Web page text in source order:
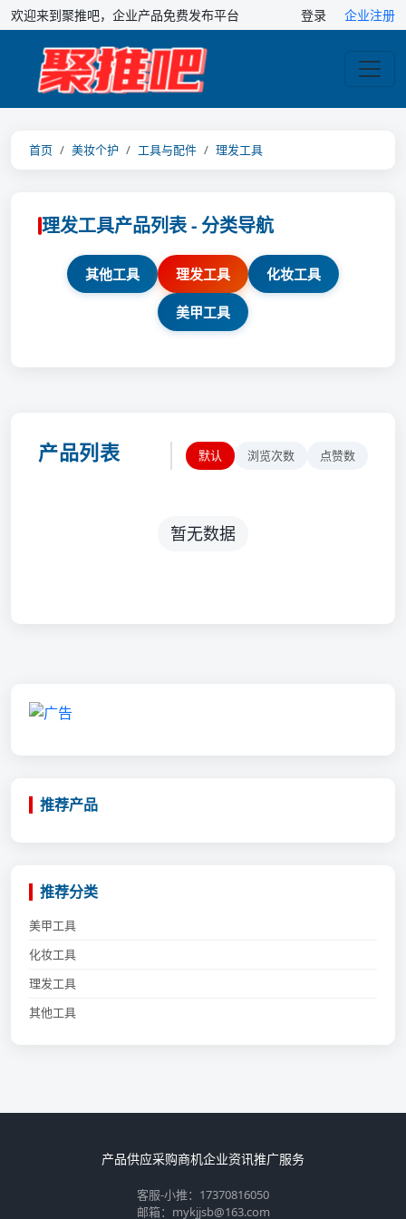
欢迎来到聚推吧，企业产品免费发布平台 登录 企业注册
首页 美妆个护 工具与配件 理发工具
理发工具产品列表 - 分类导航
其他工具 理发工具 化妆工具
美甲工具
产品列表 默认 浏览次数 点赞数
暂无数据
推荐产品
推荐分类
美甲工具
化妆工具
理发工具
其他工具
产品供应采购商机企业资讯推广服务
客服-小推：17370816050
邮箱：mykjjsb@163.com